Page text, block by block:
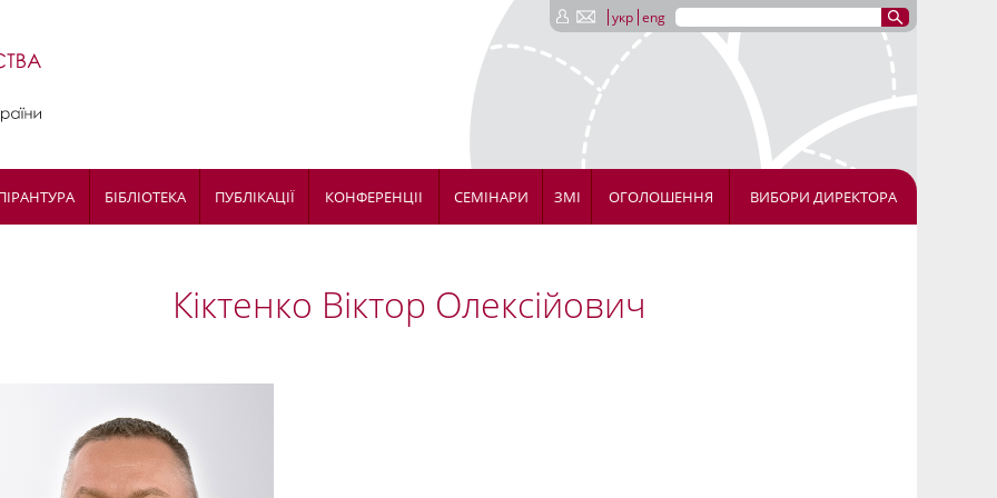
укр eng
БІБЛІОТЕКА ПУБЛІКАЦІЇ КОНФЕРЕНЦІІ СЕМІНАРИ ЗМІ ОГОЛОШЕННЯ ВИБОРИ ДИРЕКТОРА
Кіктенко Віктор Олексійович